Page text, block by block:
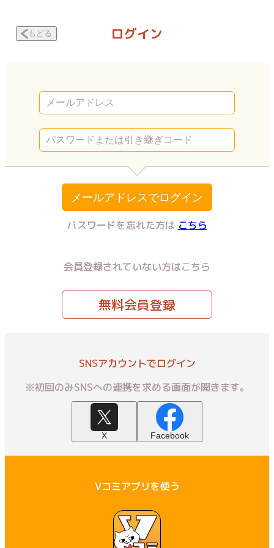
もどる ログイン
メールアドレスでログイン
パスワードを忘れた方は こちら
会員登録されていない方はこちら
無料会員登録
SNSアカウントでログイン
※初回のみSNSへの連携を求める画面が開きます。
X Facebook
Vコミアプリを使う